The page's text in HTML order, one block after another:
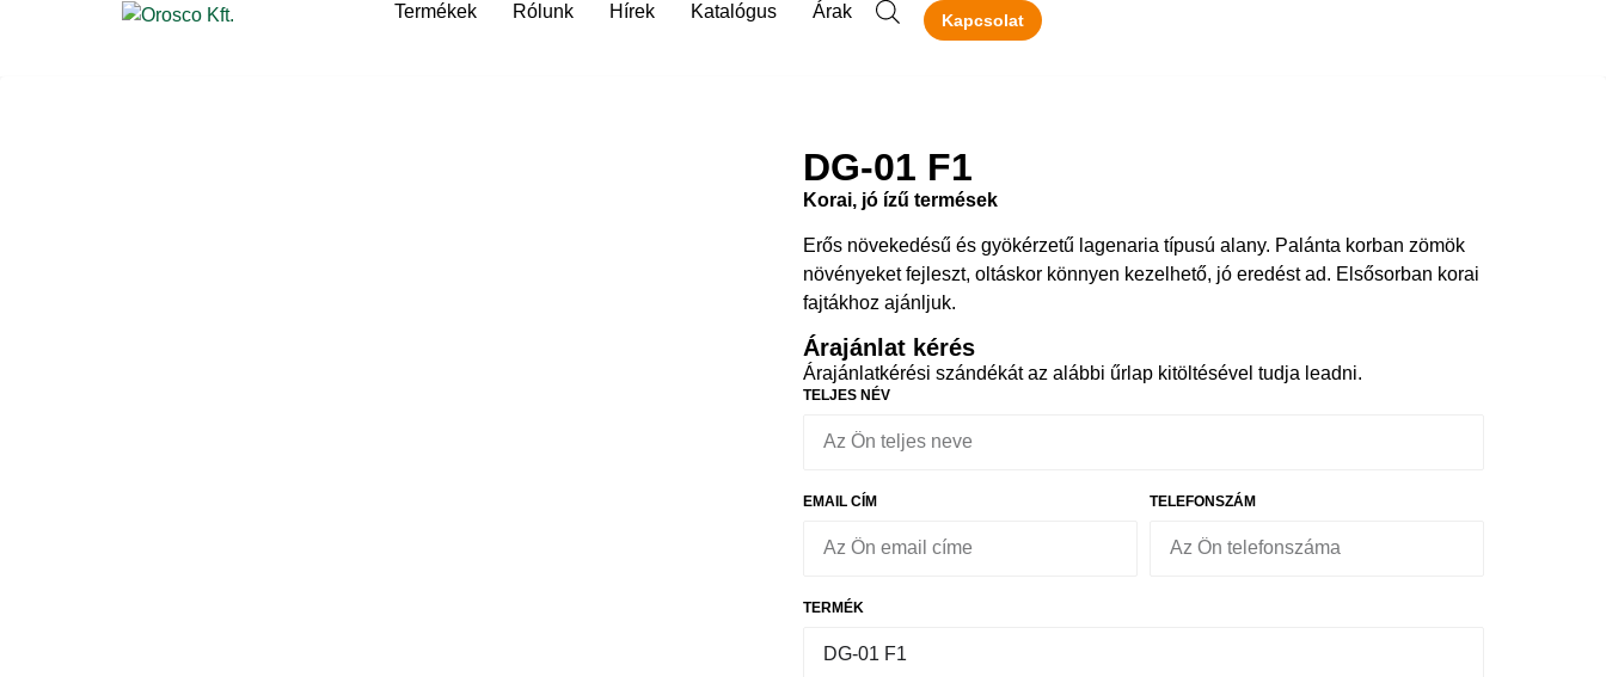
Termékek Rólunk Hírek Katalógus Árak Kapcsolat
DG-01 F1
Korai, jó ízű termések
Erős növekedésű és gyökérzetű lagenaria típusú alany. Palánta korban zömök
növényeket fejleszt, oltáskor könnyen kezelhető, jó eredést ad. Elsősorban korai
fajtákhoz ajánljuk.
Árajánlat kérés
Árajánlatkérési szándékát az alábbi űrlap kitöltésével tudja leadni.
TELJES NÉV
EMAIL CÍM TELEFONSZÁM
TERMÉK